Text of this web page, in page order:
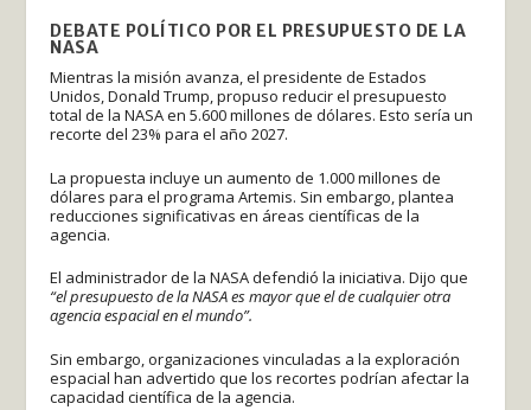
DEBATE POLÍTICO POR EL PRESUPUESTO DE LA
NASA
Mientras la misión avanza, el presidente de Estados
Unidos, Donald Trump, propuso reducir el presupuesto
total de la NASA en 5.600 millones de dólares. Esto sería un
recorte del 23% para el año 2027.
La propuesta incluye un aumento de 1.000 millones de
dólares para el programa Artemis. Sin embargo, plantea
reducciones significativas en áreas científicas de la
agencia.
El administrador de la NASA defendió la iniciativa. Dijo que
“el presupuesto de la NASA es mayor que el de cualquier otra
agencia espacial en el mundo”.
Sin embargo, organizaciones vinculadas a la exploración
espacial han advertido que los recortes podrían afectar la
capacidad científica de la agencia.